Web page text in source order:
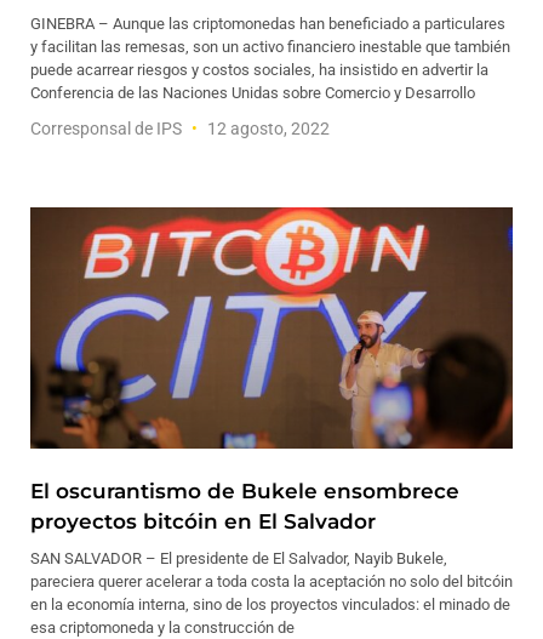
GINEBRA – Aunque las criptomonedas han beneficiado a particulares
y facilitan las remesas, son un activo financiero inestable que también
puede acarrear riesgos y costos sociales, ha insistido en advertir la
Conferencia de las Naciones Unidas sobre Comercio y Desarrollo
Corresponsal de IPS 12 agosto, 2022
El oscurantismo de Bukele ensombrece
proyectos bitcóin en El Salvador
SAN SALVADOR – El presidente de El Salvador, Nayib Bukele,
pareciera querer acelerar a toda costa la aceptación no solo del bitcóin
en la economía interna, sino de los proyectos vinculados: el minado de
esa criptomoneda y la construcción de